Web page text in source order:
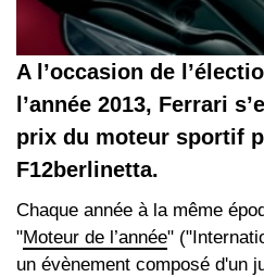
A l’occasion de
l’année 2013, Ferrari
prix du moteur sportif
F12berlinetta.
Chaque année à la même
"Moteur de l’année"
un évènement composé d'un